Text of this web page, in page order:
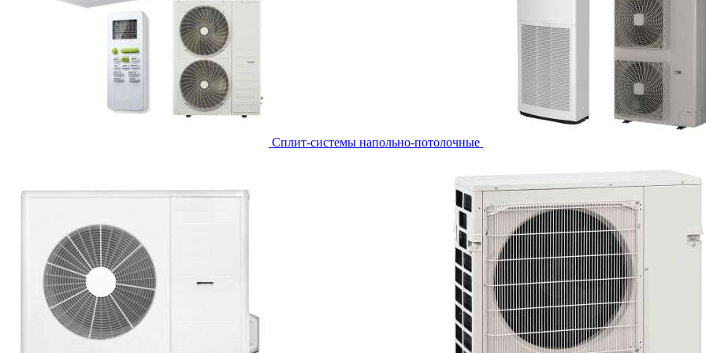
Сплит-системы напольно-потолочные